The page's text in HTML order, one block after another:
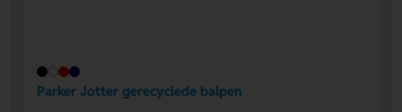
Parker Jotter gerecyclede balpen